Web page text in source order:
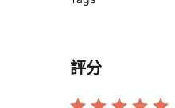
評分